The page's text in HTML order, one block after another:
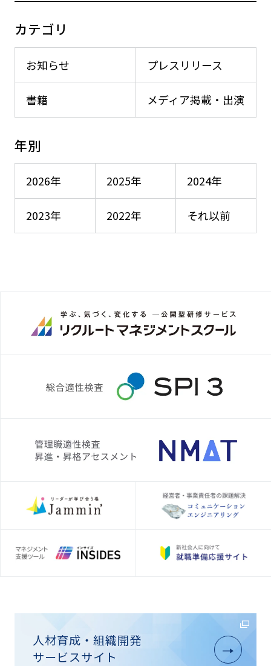
カテゴリ
お知らせ プレスリリース
メディア掲載・出演
書籍
年別
2026年 2025年 2024年
2023年 2022年 それ以前
人材育成・組織開発
サービスサイト